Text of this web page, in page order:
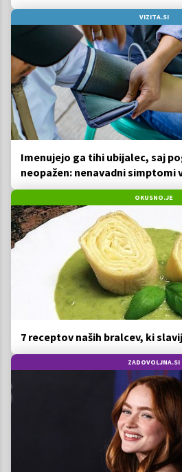
VIZITA.SI
Imenujejo ga tihi ubijalec, saj
neopažen: nenavadni
OKUSNO.JE
7 receptov naših bralcev, ki
ZADOVOLJNA.SI